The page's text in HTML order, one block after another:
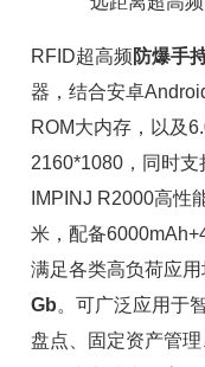
RFID超高频 防爆手
器，结合安卓
ROM大内存，以及
2160*1080，同时支
IMPINJ R2000高性
米，配备
满足各类高负荷应用
Gb。可广泛应用于
盘点、
固定资产管理